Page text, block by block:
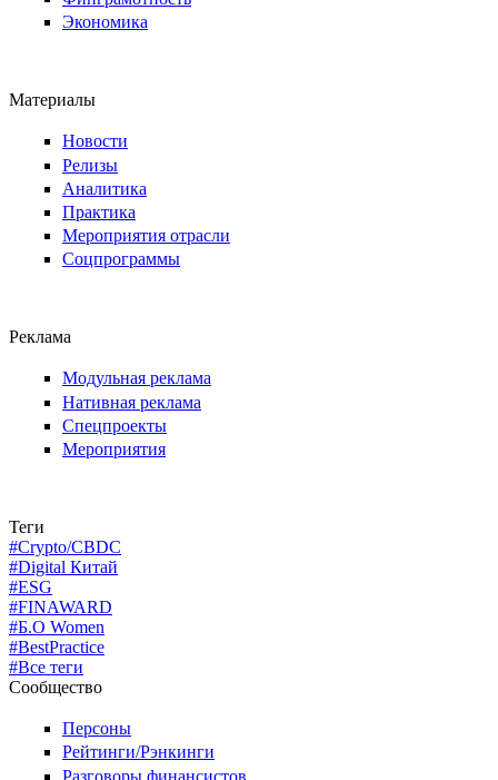
Экономика
Материалы
Новости
Релизы
Аналитика
Практика
Мероприятия отрасли
Соцпрограммы
Реклама
Модульная реклама
Нативная реклама
Спецпроекты
Мероприятия
Теги
#Crypto/CBDC
#Digital Китай
#ESG
#FINAWARD
#Б.О Women
#BestPractice
#Все теги
Сообщество
Персоны
Рейтинги/Рэнкинги
Разговоры финансистов